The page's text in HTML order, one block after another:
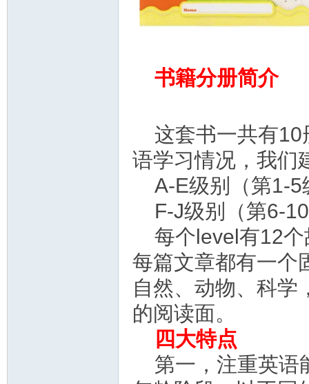
书籍分册简介
这套书一共有
语学习情况，我们
A-E级别（第1-
F-J级别（第6-
每个level有12
每篇文章都有一个
自然、动物、科学
的阅读面。
四大特点
第一，注重英语